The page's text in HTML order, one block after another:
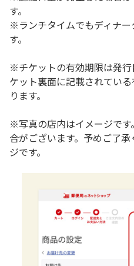
す。
※ランチタイムでもディナ
す。
※チケットの有効期限は発
ケット裏面に記載されてい
ります。
※写真の店内はイメージで
合がございます。予めご了
ジです。